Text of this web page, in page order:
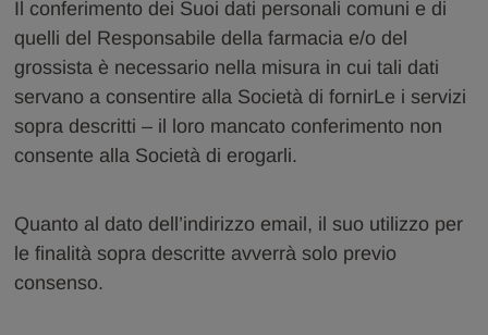
Il conferimento dei Suoi dati personali comuni e di
quelli del Responsabile della farmacia e/o del
grossista è necessario nella misura in cui tali dati
servano a consentire alla Società di fornirLe i servizi
sopra descritti – il loro mancato conferimento non
consente alla Società di erogarli.
Quanto al dato dell’indirizzo email, il suo utilizzo per
le finalità sopra descritte avverrà solo previo
consenso.